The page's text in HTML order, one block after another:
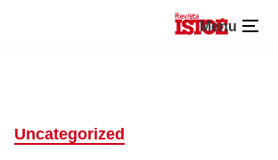
Menu
Uncategorized